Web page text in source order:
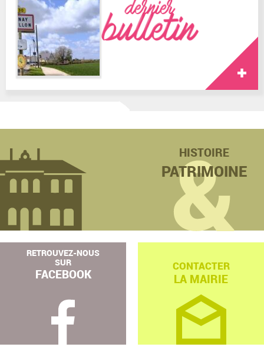
HISTOIRE
PATRIMOINE
RETROUVEZ-NOUS
SUR
FACEBOOK
CONTACTER
LA MAIRIE